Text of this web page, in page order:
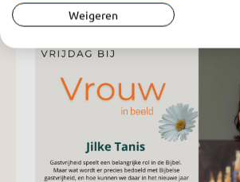
vrijdag 2 januari 2026
Weigeren